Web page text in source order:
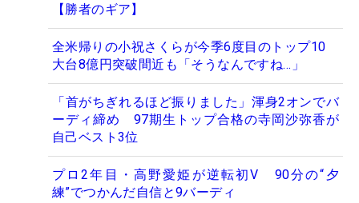
【勝者のギア】
全米帰りの小祝さくらが今季6度目のトップ10
大台8億円突破間近も「そうなんですね…」
「首がちぎれるほど振りました」渾身2オンでバ
ーディ締め 97期生トップ合格の寺岡沙弥香が
自己ベスト3位
プロ2年目・高野愛姫が逆転初V 90分の“夕
練”でつかんだ自信と9バーディ